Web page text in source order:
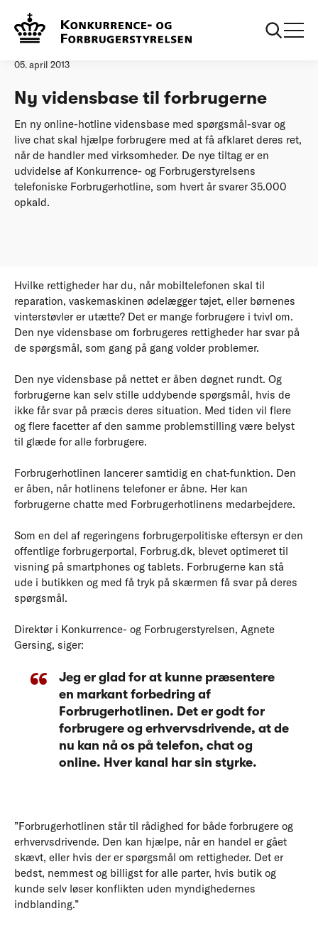
Forside
05. april 2013
Ny vidensbase til forbrugerne
En ny online-hotline vidensbase med spørgsmål-svar og
live chat skal hjælpe forbrugere med at få afklaret deres ret,
når de handler med virksomheder. De nye tiltag er en
udvidelse af Konkurrence- og Forbrugerstyrelsens
telefoniske Forbrugerhotline, som hvert år svarer 35.000
opkald.
Hvilke rettigheder har du, når mobiltelefonen skal til
reparation, vaskemaskinen ødelægger tøjet, eller børnenes
vinterstøvler er utætte? Det er mange forbrugere i tvivl om.
Den nye vidensbase om forbrugeres rettigheder har svar på
de spørgsmål, som gang på gang volder problemer.
Den nye vidensbase på nettet er åben døgnet rundt. Og
forbrugerne kan selv stille uddybende spørgsmål, hvis de
ikke får svar på præcis deres situation. Med tiden vil flere
og flere facetter af den samme problemstilling være belyst
til glæde for alle forbrugere.
Forbrugerhotlinen lancerer samtidig en chat-funktion. Den
er åben, når hotlinens telefoner er åbne. Her kan
forbrugerne chatte med Forbrugerhotlinens medarbejdere.
Som en del af regeringens forbrugerpolitiske eftersyn er den
offentlige forbrugerportal, Forbrug.dk, blevet optimeret til
visning på smartphones og tablets. Forbrugerne kan stå
ude i butikken og med få tryk på skærmen få svar på deres
spørgsmål.
Direktør i Konkurrence- og Forbrugerstyrelsen, Agnete
Gersing, siger:
Jeg er glad for at kunne præsentere
en markant forbedring af
Forbrugerhotlinen. Det er godt for
forbrugere og erhvervsdrivende, at de
nu kan nå os på telefon, chat og
online. Hver kanal har sin styrke.
”Forbrugerhotlinen står til rådighed for både forbrugere og
erhvervsdrivende. Den kan hjælpe, når en handel er gået
skævt, eller hvis der er spørgsmål om rettigheder. Det er
bedst, nemmest og billigst for alle parter, hvis butik og
kunde selv løser konflikten uden myndighedernes
indblanding.”